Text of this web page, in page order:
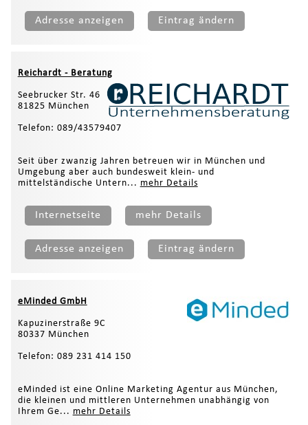
Adresse anzeigen Eintrag ändern
Reichardt - Beratung
Seebrucker Str. 46
81825 München
Telefon: 089/43579407
Seit über zwanzig Jahren betreuen wir in München und
Umgebung aber auch bundesweit klein- und
mittelständische Untern... mehr Details
Internetseite mehr Details
Adresse anzeigen Eintrag ändern
eMinded GmbH
Kapuzinerstraße 9C
80337 München
Telefon: 089 231 414 150
eMinded ist eine Online Marketing Agentur aus München,
die kleinen und mittleren Unternehmen unabhängig von
Ihrem Ge... mehr Details